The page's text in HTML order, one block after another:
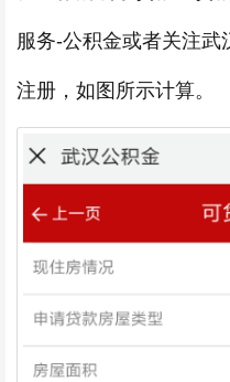
服务-公积金或者关注
注册，如图所示计算。